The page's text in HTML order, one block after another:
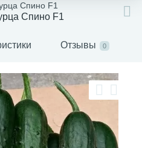
Спино F1
Спино F1
Отзывы 0